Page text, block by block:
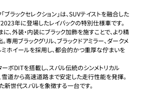
ブラックセレクション」は、SUVテイストを融合した
年に登場したレイバックの特別仕様車です。
、外装・内装にブラック加飾を施すことで、より精
用ブラックグリル、ブラックドアミラー、ダークメ
ホイールを採用し、都会的かつ重厚な佇まいを
ボDITを搭載し、スバル伝統のシンメトリカル
雪道から高速道路まで安定した走行性能を発揮。
新世代スバルを象徴する一台です。